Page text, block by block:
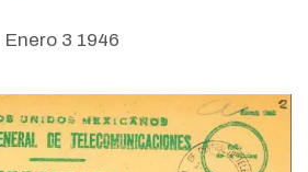
Enero 3 1946